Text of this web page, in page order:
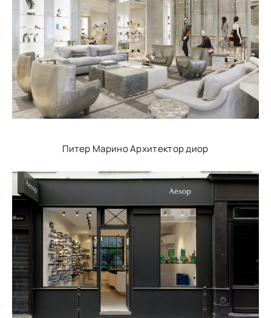
Питер Марино Архитектор диор